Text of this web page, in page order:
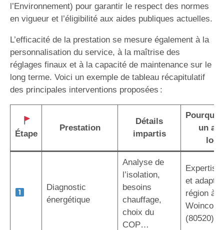
l’Environnement) pour garantir le respect des normes
en vigueur et l’éligibilité aux aides publiques actuelles.
L’efficacité de la prestation se mesure également à la
personnalisation du service, à la maîtrise des
réglages finaux et à la capacité de maintenance sur le
long terme. Voici un exemple de tableau récapitulatif
des principales interventions proposées :
Étape
Prestation
Détails
impartis
un
Diagnostic
énergétique
Analyse de
l’isolation,
besoins
chauffage,
choix du
COP…
Expertise
et
région à
Woincourt
(80520)